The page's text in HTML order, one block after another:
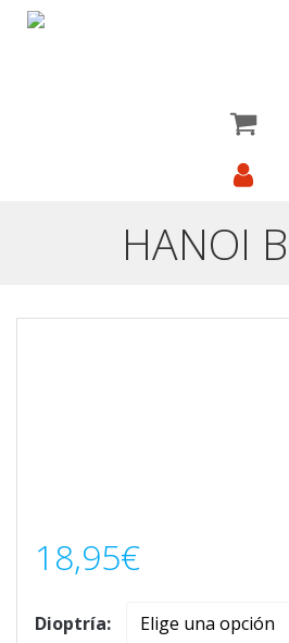
Saltar
HANOI
18,95€
Dioptría: